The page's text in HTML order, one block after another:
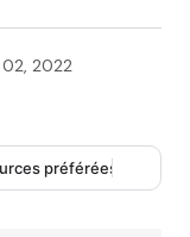
2022
préférées